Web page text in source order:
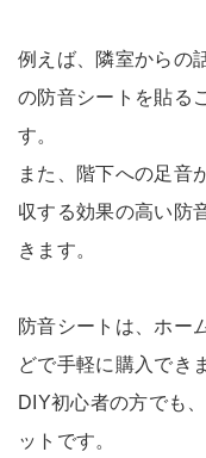
例えば、隣室からの
の防音シートを貼る
す。
また、階下への足音
収する効果の高い防
きます。
防音シートは、ホー
どで手軽に購入でき
DIY初心者の方でも
ットです。